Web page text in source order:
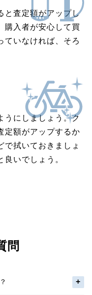
と査定額がアップし
購入者が安心して買
ていなければ、そろ
うにしましょう。ク
定額がアップするか
で拭いておきましょ
いでしょう。
問